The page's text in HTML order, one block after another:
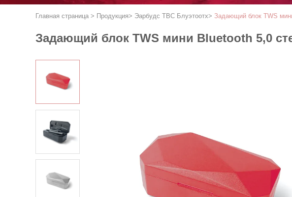
Главная страница > Продукция> Эарбудс ТВС Блуэтоотх> Задающий блок TWS
Задающий блок TWS мини Bluetooth 5,0